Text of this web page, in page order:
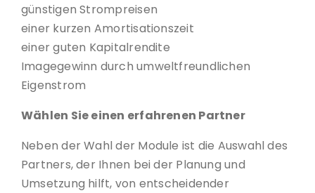
günstigen Strompreisen
einer kurzen Amortisationszeit
einer guten Kapitalrendite
Imagegewinn durch umweltfreundlichen
Eigenstrom
Wählen Sie einen erfahrenen Partner
Neben der Wahl der Module ist die Auswahl des
Partners, der Ihnen bei der Planung und
Umsetzung hilft, von entscheidender